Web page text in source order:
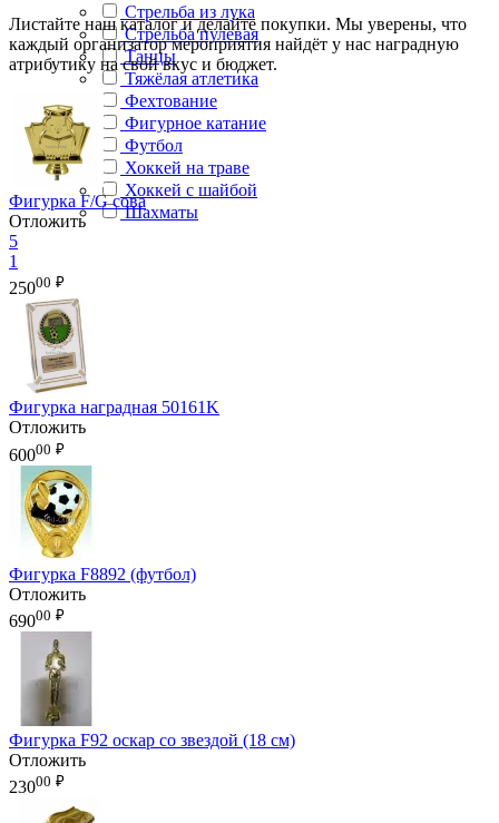
Стрельба из лука
Стрельба пулевая
Танцы
Тяжёлая атлетика
Фехтование
Фигурное катание
Футбол
Хоккей на траве
Хоккей с шайбой
Шахматы
Листайте наш каталог и делайте покупки. Мы уверены, что
каждый организатор мероприятия найдёт у нас наградную
атрибутику на свой вкус и бюджет.
Фигурка F/G сова
Отложить
5
1
25000 ₽
Фигурка наградная 50161K
Отложить
60000 ₽
Фигурка F8892 (футбол)
Отложить
69000 ₽
Фигурка F92 оскар со звездой (18 см)
Отложить
23000 ₽